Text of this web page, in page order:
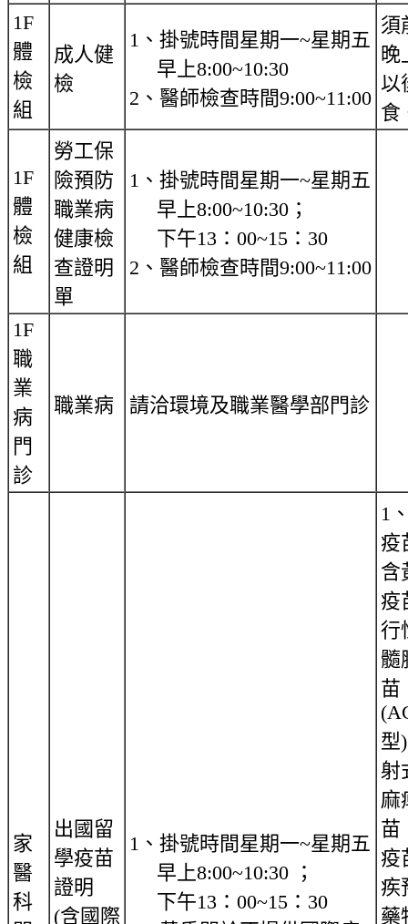
1F
體
檢
組
成人健
檢
1、掛號時間星期一~星期五
早上8:00~10:30
2、醫師檢查時間9:00~11:00
須
晚
以
食
1F
體
檢
組
勞工保
險預防
職業病
健康檢
查證明
單
1、掛號時間星期一~星期五
早上8:00~10:30；
下午13：00~15：30
2、醫師檢查時間9:00~11:00
1F
職
業
病
門
診
職業病 請洽環境及職業醫學部門診
家
醫
科
出國留
學疫苗
證明
(含國際
1、掛號時間星期一~星期五
早上8:00~10:30 ；
下午13：00~15：30
1
疫
含
疫
行
髓
苗
型
射
麻
苗
疫
疾
藥